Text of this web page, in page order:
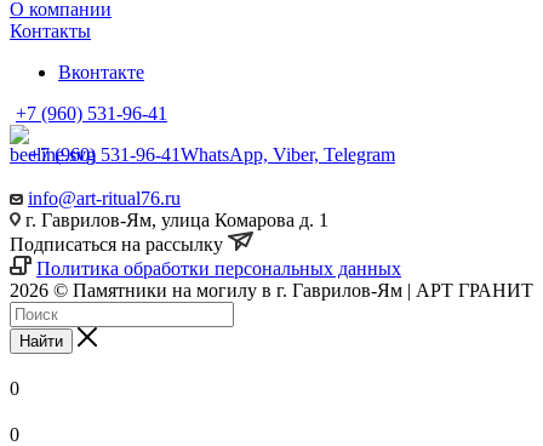
О компании
Контакты
Вконтакте
+7 (960) 531-96-41
+7 (960) 531-96-41WhatsApp, Viber, Telegram
info@art-ritual76.ru
г. Гаврилов-Ям, улица Комарова д. 1
Подписаться на рассылку
Политика обработки персональных данных
2026 © Памятники на могилу в г. Гаврилов-Ям | АРТ ГРАНИТ
Найти
0
0